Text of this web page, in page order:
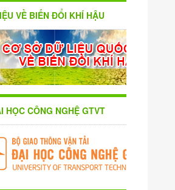
VỀ BIẾN ĐỔI KHÍ HẬU
HỌC CÔNG NGHỆ GTVT